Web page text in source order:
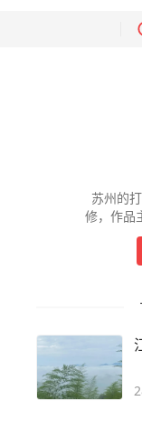
苏州的
修，作品
相关常